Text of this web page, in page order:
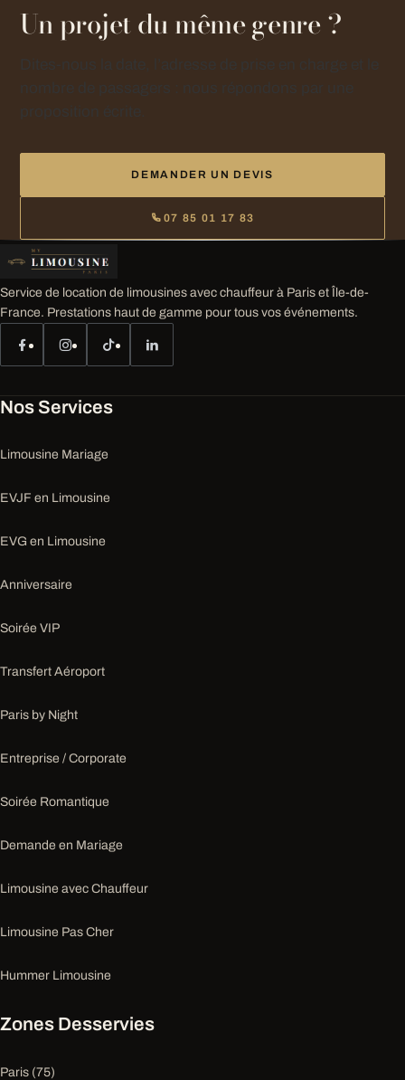
Un projet du même genre ?
DEMANDER UN DEVIS
07 85 01 17 83
Service de location de limousines avec chauffeur à Paris et Île-de-
France. Prestations haut de gamme pour tous vos événements.
Nos Services
Limousine Mariage
EVJF en Limousine
EVG en Limousine
Anniversaire
Soirée VIP
Transfert Aéroport
Paris by Night
Entreprise / Corporate
Soirée Romantique
Demande en Mariage
Limousine avec Chauffeur
Limousine Pas Cher
Hummer Limousine
Zones Desservies
Paris (75)